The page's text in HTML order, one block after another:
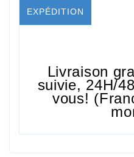
EXPÉDITION
Livraison
suivie, 24H/
vous!